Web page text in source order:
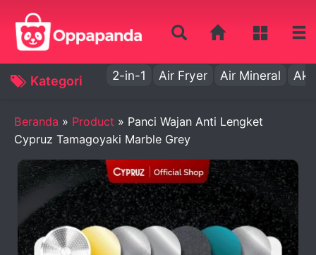
Kategori 2-in-1 Air Fryer Air Mineral Aki
Beranda » Product » Panci Wajan Anti Lengket
Cypruz Tamagoyaki Marble Grey